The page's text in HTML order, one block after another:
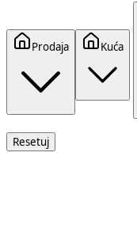
Prodaja
Kuća
Resetuj